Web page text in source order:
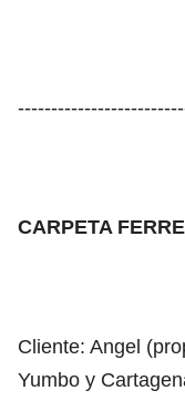
CARPETA
Cliente: Angel
Yumbo y